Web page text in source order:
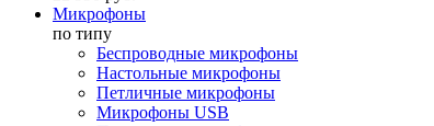
Микрофоны
по типу
Беспроводные микрофоны
Настольные микрофоны
Петличные микрофоны
Микрофоны USB